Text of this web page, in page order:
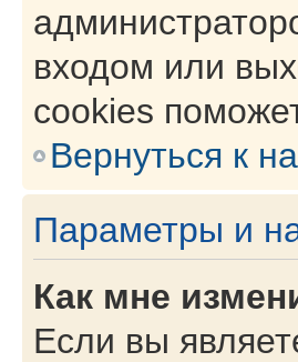
входом или
cookies
Вернуться к
Параметры и
Как мне
Если вы